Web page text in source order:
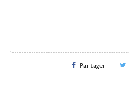
Partager